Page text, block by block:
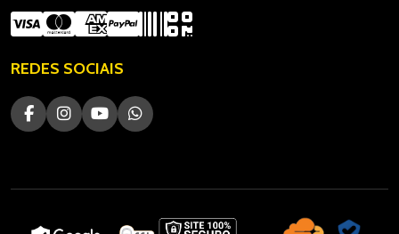
REDES SOCIAIS